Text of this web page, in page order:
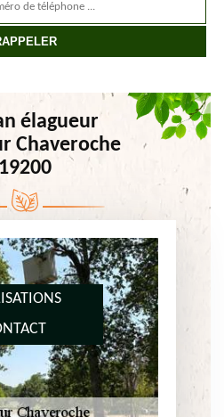
élagueur
Chaveroche
19200